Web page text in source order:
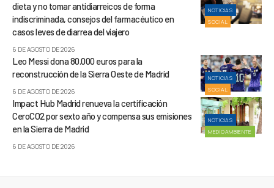
NOTICIAS
SOCIAL
dieta y no tomar antidiarreicos de forma
indiscriminada, consejos del farmacéutico en
casos leves de diarrea del viajero
6 DE AGOSTO DE 2026
NOTICIAS
SOCIAL
Leo Messi dona 80.000 euros para la
reconstrucción de la Sierra Oeste de Madrid
6 DE AGOSTO DE 2026
NOTICIAS
MEDIOAMBIENTE
Impact Hub Madrid renueva la certificación
CeroCO2 por sexto año y compensa sus emisiones
en la Sierra de Madrid
6 DE AGOSTO DE 2026